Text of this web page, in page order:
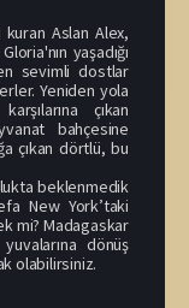
Aslan Alex,
yaşadığı
sevimli dostlar
Yeniden yola
çıkan
bahçesine
çıkan dörtlü, bu
beklenmedik
New York’taki
mi? Madagaskar
dönüş
olabilirsiniz.